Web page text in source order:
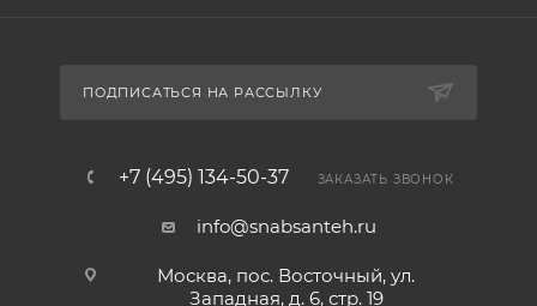
ПОДПИСАТЬСЯ НА РАССЫЛКУ
+7 (495) 134-50-37 ЗАКАЗАТЬ ЗВОНОК
info@snabsanteh.ru
Москва, пос. Восточный, ул.
Западная, д. 6, стр. 19